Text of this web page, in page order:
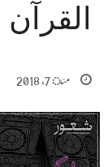
القرآن
مئ 7, 2018